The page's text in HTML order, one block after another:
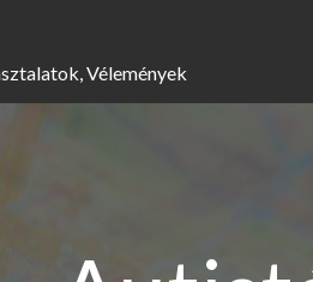
Vélemények